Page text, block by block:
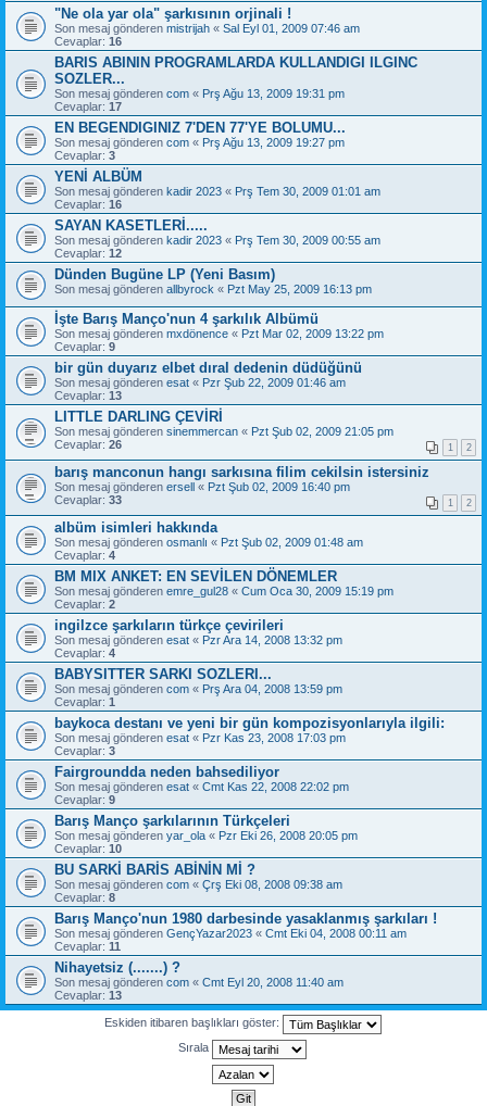
"Ne ola yar ola" şarkısının orjinali !
Son mesaj gönderen mistrijah « Sal Eyl 01, 2009 07:46 am
Cevaplar: 16
BARIS ABININ PROGRAMLARDA KULLANDIGI ILGINC
SOZLER...
Son mesaj gönderen com « Prş Ağu 13, 2009 19:31 pm
Cevaplar: 17
EN BEGENDIGINIZ 7'DEN 77'YE BOLUMU...
Son mesaj gönderen com « Prş Ağu 13, 2009 19:27 pm
Cevaplar: 3
YENİ ALBÜM
Son mesaj gönderen kadir 2023 « Prş Tem 30, 2009 01:01 am
Cevaplar: 16
SAYAN KASETLERİ.....
Son mesaj gönderen kadir 2023 « Prş Tem 30, 2009 00:55 am
Cevaplar: 12
Dünden Bugüne LP (Yeni Basım)
Son mesaj gönderen allbyrock « Pzt May 25, 2009 16:13 pm
İşte Barış Manço'nun 4 şarkılık Albümü
Son mesaj gönderen mxdönence « Pzt Mar 02, 2009 13:22 pm
Cevaplar: 9
bir gün duyarız elbet dıral dedenin düdüğünü
Son mesaj gönderen esat « Pzr Şub 22, 2009 01:46 am
Cevaplar: 13
LITTLE DARLING ÇEVİRİ
Son mesaj gönderen sinemmercan « Pzt Şub 02, 2009 21:05 pm
Cevaplar: 26 1 2
barış manconun hangı sarkısına filim cekilsin istersiniz
Son mesaj gönderen ersell « Pzt Şub 02, 2009 16:40 pm
Cevaplar: 33 1 2
albüm isimleri hakkında
Son mesaj gönderen osmanlı « Pzt Şub 02, 2009 01:48 am
Cevaplar: 4
BM MIX ANKET: EN SEVİLEN DÖNEMLER
Son mesaj gönderen emre_gul28 « Cum Oca 30, 2009 15:19 pm
Cevaplar: 2
ingilzce şarkıların türkçe çevirileri
Son mesaj gönderen esat « Pzr Ara 14, 2008 13:32 pm
Cevaplar: 4
BABYSITTER SARKI SOZLERI...
Son mesaj gönderen com « Prş Ara 04, 2008 13:59 pm
Cevaplar: 1
baykoca destanı ve yeni bir gün kompozisyonlarıyla ilgili:
Son mesaj gönderen esat « Pzr Kas 23, 2008 17:03 pm
Cevaplar: 3
Fairgroundda neden bahsediliyor
Son mesaj gönderen esat « Cmt Kas 22, 2008 22:02 pm
Cevaplar: 9
Barış Manço şarkılarının Türkçeleri
Son mesaj gönderen yar_ola « Pzr Eki 26, 2008 20:05 pm
Cevaplar: 10
BU SARKİ BARİS ABİNİN Mİ ?
Son mesaj gönderen com « Çrş Eki 08, 2008 09:38 am
Cevaplar: 8
Barış Manço'nun 1980 darbesinde yasaklanmış şarkıları !
Son mesaj gönderen GençYazar2023 « Cmt Eki 04, 2008 00:11 am
Cevaplar: 11
Nihayetsiz (.......) ?
Son mesaj gönderen com « Cmt Eyl 20, 2008 11:40 am
Cevaplar: 13
Eskiden itibaren başlıkları göster:
Sırala